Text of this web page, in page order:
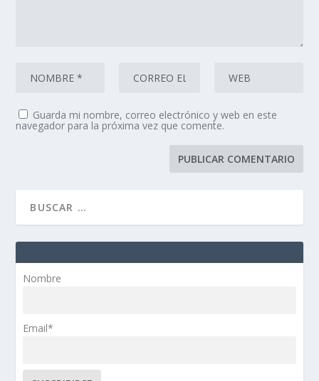
Guarda mi nombre, correo electrónico y web en este
navegador para la próxima vez que comente.
Nombre
Email*